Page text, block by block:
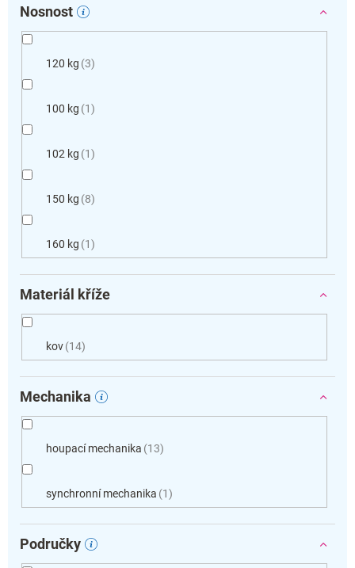
Nosnost
120 kg 3
100 kg 1
102 kg 1
150 kg 8
160 kg 1
Materiál kříže
kov 14
Mechanika
houpací mechanika 13
synchronní mechanika 1
Područky